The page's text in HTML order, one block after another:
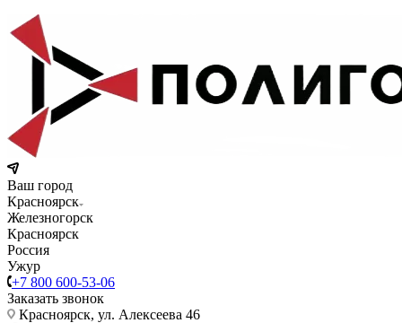
Ваш город
Красноярск
Железногорск
Красноярск
Россия
Ужур
+7 800 600-53-06
Заказать звонок
Красноярск, ул. Алексеева 46